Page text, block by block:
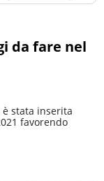
da fare nel
stata inserita
favorendo